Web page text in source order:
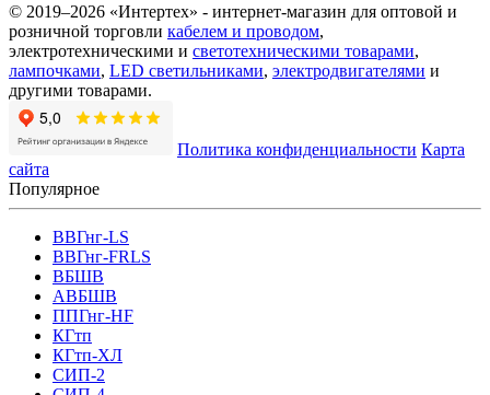
© 2019–2026 «Интертех» - интернет-магазин для оптовой и
розничной торговли кабелем и проводом,
электротехническими и светотехническими товарами,
лампочками, LED светильниками, электродвигателями и
другими товарами.
Политика конфиденциальности Карта
сайта
Популярное
ВВГнг-LS
ВВГнг-FRLS
ВБШВ
АВБШВ
ППГнг-HF
КГтп
КГтп-ХЛ
СИП-2